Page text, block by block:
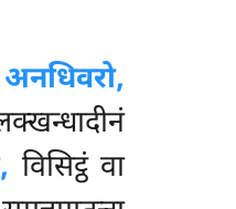
अनधिवरो,
विसिट्ठं वा